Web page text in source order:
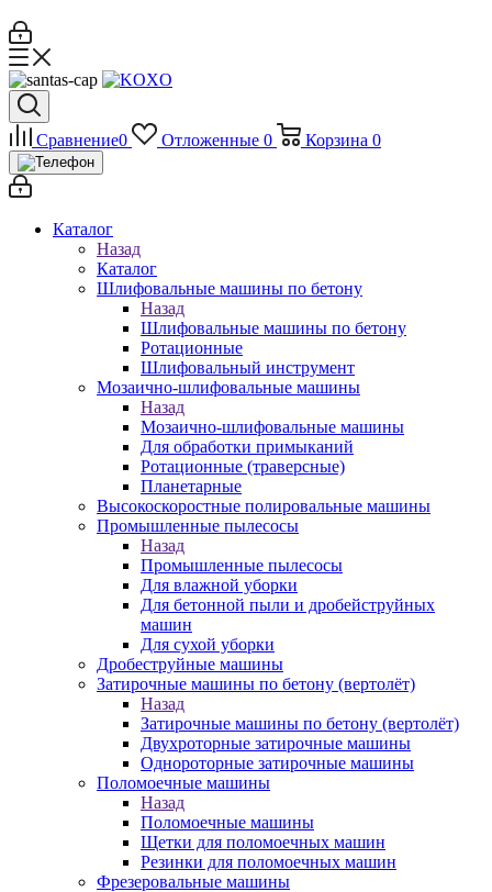
Сравнение0 Отложенные 0 Корзина 0
Каталог
Назад
Каталог
Шлифовальные машины по бетону
Назад
Шлифовальные машины по бетону
Ротационные
Шлифовальный инструмент
Мозаично-шлифовальные машины
Назад
Мозаично-шлифовальные машины
Для обработки примыканий
Ротационные (траверсные)
Планетарные
Высокоскоростные полировальные машины
Промышленные пылесосы
Назад
Промышленные пылесосы
Для влажной уборки
Для бетонной пыли и дробейструйных
машин
Для сухой уборки
Дробеструйные машины
Затирочные машины по бетону (вертолёт)
Назад
Затирочные машины по бетону (вертолёт)
Двухроторные затирочные машины
Однороторные затирочные машины
Поломоечные машины
Назад
Поломоечные машины
Щетки для поломоечных машин
Резинки для поломоечных машин
Фрезеровальные машины